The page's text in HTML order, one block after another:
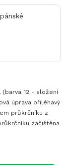
(barva 12 - složení
úprava přiléhavý
průkrčníku z
začištěna